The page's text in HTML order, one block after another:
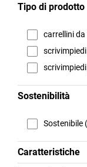
Tipo di prodotto
carrellini
Sostenibilità
Sostenibile
Caratteristiche